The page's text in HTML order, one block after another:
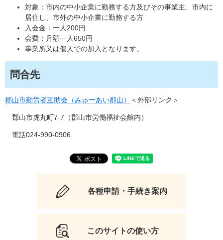
対象：市内の中小企業に勤務する方及びその事業主、市内に
居住し、市外の中小企業に勤務する方
入会金：一人200円
会費：月額一人650円
事業所又は個人での加入となります。
問合先
郡山市勤労者互助会（みゅーあい郡山） ＜外部リンク＞
郡山市虎丸町7-7（郡山市労働福祉会館内）
電話024-990-0906
各種申請・手続き案内
このサイトの使い方